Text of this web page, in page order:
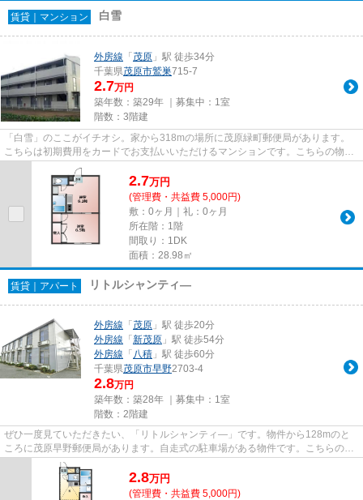
賃貸｜マンション 白雪
外房線 「 茂原 」駅 徒歩34分
千葉県茂原市鷲巣715-7
2.7万円
築年数：築29年 ｜募集中： 1室
階数：3階建
「白雪」のここがイチオシ。家から318mの場所に茂原緑町郵便局があります。
こちらは初期費用をカードでお支払いいただけるマンションです。こちらの物件
はマンションです。外房線茂原...
2.7万円
(管理費・共益費 5,000円)
敷：0ヶ月｜礼：0ヶ月
所在階：1階
間取り：1DK
面積：28.98㎡
賃貸｜アパート リトルシャンティ―
外房線 「 茂原 」駅 徒歩20分
外房線 「 新茂原 」駅 徒歩54分
外房線 「 八積 」駅 徒歩60分
千葉県茂原市早野2703-4
2.8万円
築年数：築28年 ｜募集中： 1室
階数：2階建
ぜひ一度見ていただきたい、「リトルシャンティ―」です。物件から128mのと
ころに茂原早野郵便局があります。自走式の駐車場がある物件です。こちらの物
件はアパートです。物件探しを始...
2.8万円
(管理費・共益費 5,000円)